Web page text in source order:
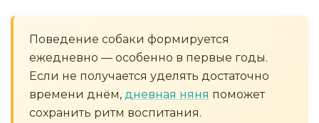
Поведение собаки формируется
ежедневно — особенно в первые годы.
Если не получается уделять достаточно
времени днём, дневная няня поможет
сохранить ритм воспитания.